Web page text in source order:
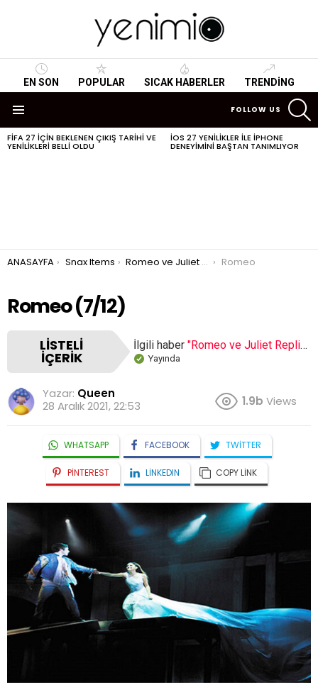
EN SON POPULAR SICAK HABERLER TRENDING
FOLLOW US
SON
HABERLER
FIFA 27 IÇIN BEKLENEN ÇIKIŞ TARIHI VE
YENILIKLERI BELLI OLDU
IOS 27 YENILIKLER ILE IPHONE
DENEYIMINI BAŞTAN TANIMLIYOR
You are here:
ANASAYFA Snax Items Romeo ve Juliet Replikleri Romeo
Romeo (7/12)
LISTELI
İÇERIK
İlgili haber "Romeo ve Juliet Replikleri"
Yayında
Yazar: Queen
28 Aralık 2021, 22:53
1.9b Views
WHATSAPP FACEBOOK TWITTER
PINTEREST LINKEDIN COPY LINK